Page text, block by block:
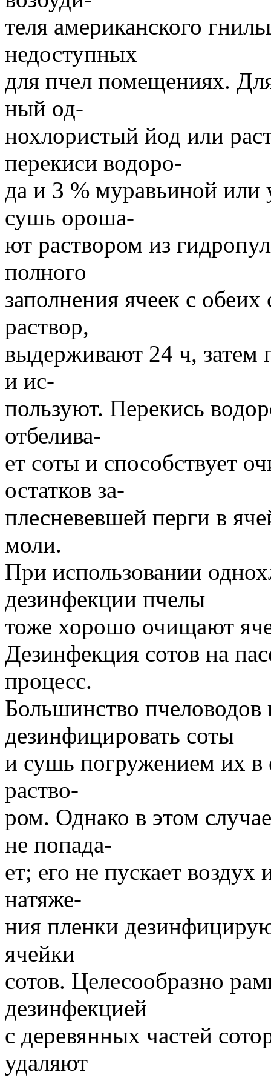
теля американского
недоступных
для пчел помещениях.
ный од-
нохлористый йод или
перекиси водоро-
да и 3 % муравьиной
сушь ороша-
ют раствором из
полного
заполнения ячеек с
раствор,
выдерживают 24 ч,
и ис-
пользуют. Перекись
отбелива-
ет соты и способствует
остатков за-
плесневевшей перги в
моли.
При использовании
дезинфекции пчелы
тоже хорошо очищают
Дезинфекция сотов на
процесс.
Большинство пчеловодов
дезинфицировать соты
и сушь погружением их
раство-
ром. Однако в этом
не попада-
ет; его не пускает
натяже-
ния пленки
ячейки
сотов. Целесообразно
дезинфекцией
с деревянных частей
удаляют